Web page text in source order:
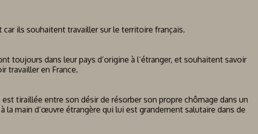
ils souhaitent travailler sur le territoire français.
toujours dans leur pays d’origine à l’étranger, et souhaitent savoir
travailler en France.
est tiraillée entre son désir de résorber son propre chômage dans un
la main d’œuvre étrangère qui lui est grandement salutaire dans de